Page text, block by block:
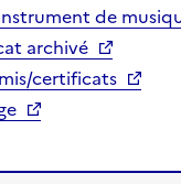
de
archivé
certificats